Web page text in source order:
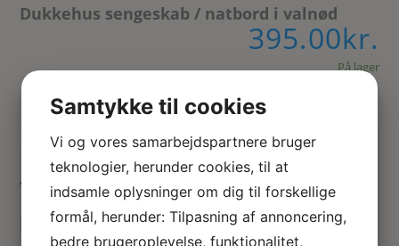
Dukkehus sengeskab / natbord i valnød
395.00kr.
På lager
Tilføj til kurv
“
Miniature natbord / skab i 1:12
Samtykke til cookies
Vi og vores samarbejdspartnere bruger
teknologier, herunder cookies, til at
indsamle oplysninger om dig til forskellige
formål, herunder: Tilpasning af annoncering,
bedre brugeroplevelse, funktionalitet,